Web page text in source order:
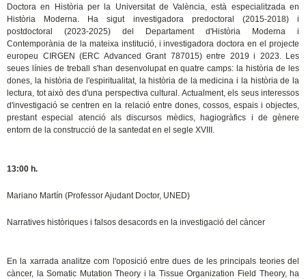
Doctora en Història per la Universitat de València, està especialitzada en
Història Moderna. Ha sigut investigadora predoctoral (2015-2018) i
postdoctoral (2023-2025) del Departament d'Història Moderna i
Contemporània de la mateixa institució, i investigadora doctora en el projecte
europeu CIRGEN (ERC Advanced Grant 787015) entre 2019 i 2023. Les
seues línies de treball s'han desenvolupat en quatre camps: la història de les
dones, la història de l'espiritualitat, la història de la medicina i la història de la
lectura, tot això des d'una perspectiva cultural. Actualment, els seus interessos
d'investigació se centren en la relació entre dones, cossos, espais i objectes,
prestant especial atenció als discursos mèdics, hagiogràfics i de gènere
entorn de la construcció de la santedat en el segle XVIII.
13:00 h.
Mariano Martín (Professor Ajudant Doctor, UNED)
Narratives històriques i falsos desacords en la investigació del càncer
En la xarrada analitze com l'oposició entre dues de les principals teories del
càncer, la Somatic Mutation Theory i la Tissue Organization Field Theory, ha